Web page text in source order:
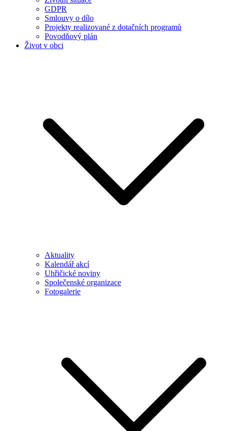
GDPR
Smlouvy o dílo
Projekty realizované z dotačních programů
Povodňový plán
Život v obci
Aktuality
Kalendář akcí
Uhřičické noviny
Společenské organizace
Fotogalerie